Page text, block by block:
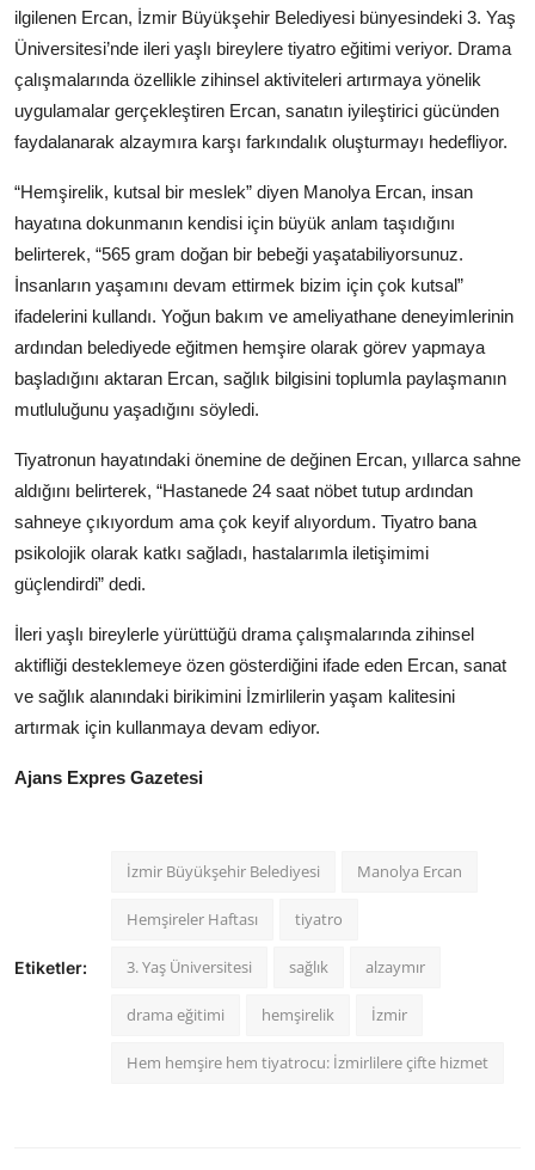
ilgilenen Ercan, İzmir Büyükşehir Belediyesi bünyesindeki 3. Yaş
Üniversitesi’nde ileri yaşlı bireylere tiyatro eğitimi veriyor. Drama
çalışmalarında özellikle zihinsel aktiviteleri artırmaya yönelik
uygulamalar gerçekleştiren Ercan, sanatın iyileştirici gücünden
faydalanarak alzaymıra karşı farkındalık oluşturmayı hedefliyor.
“Hemşirelik, kutsal bir meslek” diyen Manolya Ercan, insan
hayatına dokunmanın kendisi için büyük anlam taşıdığını
belirterek, “565 gram doğan bir bebeği yaşatabiliyorsunuz.
İnsanların yaşamını devam ettirmek bizim için çok kutsal”
ifadelerini kullandı. Yoğun bakım ve ameliyathane deneyimlerinin
ardından belediyede eğitmen hemşire olarak görev yapmaya
başladığını aktaran Ercan, sağlık bilgisini toplumla paylaşmanın
mutluluğunu yaşadığını söyledi.
Tiyatronun hayatındaki önemine de değinen Ercan, yıllarca sahne
aldığını belirterek, “Hastanede 24 saat nöbet tutup ardından
sahneye çıkıyordum ama çok keyif alıyordum. Tiyatro bana
psikolojik olarak katkı sağladı, hastalarımla iletişimimi
güçlendirdi” dedi.
İleri yaşlı bireylerle yürüttüğü drama çalışmalarında zihinsel
aktifliği desteklemeye özen gösterdiğini ifade eden Ercan, sanat
ve sağlık alanındaki birikimini İzmirlilerin yaşam kalitesini
artırmak için kullanmaya devam ediyor.
Ajans Expres Gazetesi
Etiketler:
İzmir Büyükşehir Belediyesi Manolya Ercan
Hemşireler Haftası tiyatro
3. Yaş Üniversitesi sağlık alzaymır
drama eğitimi hemşirelik İzmir
Hem hemşire hem tiyatrocu: İzmirlilere çifte hizmet